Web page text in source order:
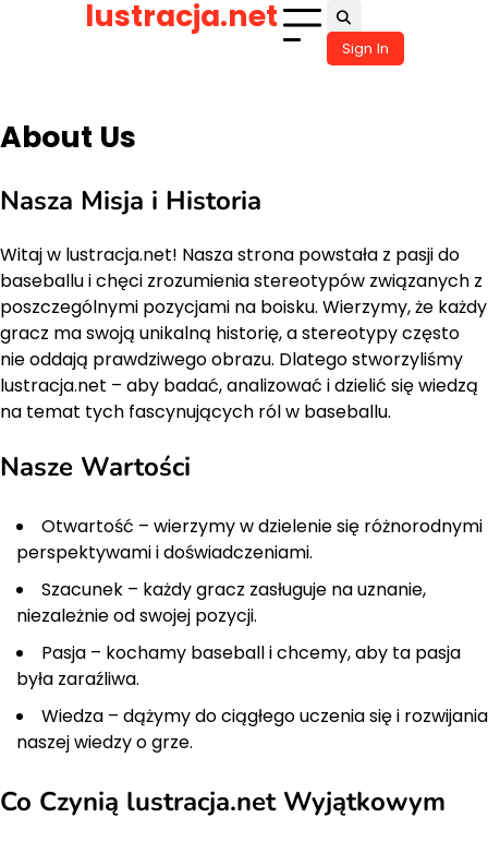
lustracja.net
Sign In
About Us
Nasza Misja i Historia
Witaj w lustracja.net! Nasza strona powstała z pasji do
baseballu i chęci zrozumienia stereotypów związanych z
poszczególnymi pozycjami na boisku. Wierzymy, że każdy
gracz ma swoją unikalną historię, a stereotypy często
nie oddają prawdziwego obrazu. Dlatego stworzyliśmy
lustracja.net – aby badać, analizować i dzielić się wiedzą
na temat tych fascynujących ról w baseballu.
Nasze Wartości
Otwartość – wierzymy w dzielenie się różnorodnymi
perspektywami i doświadczeniami.
Szacunek – każdy gracz zasługuje na uznanie,
niezależnie od swojej pozycji.
Pasja – kochamy baseball i chcemy, aby ta pasja
była zaraźliwa.
Wiedza – dążymy do ciągłego uczenia się i rozwijania
naszej wiedzy o grze.
Co Czynią lustracja.net Wyjątkowym